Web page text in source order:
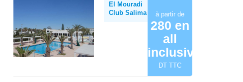
El Mouradi
Club Salima
à partir de
280 en
all
inclusive
DT TTC